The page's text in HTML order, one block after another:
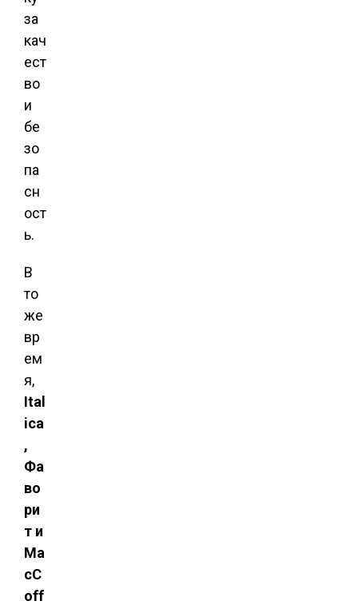
за
кач
ест
во
и
бе
зо
па
сн
ост
ь.
В
то
же
вр
ем
я,
Ital
ica
,
Фа
во
ри
т и
Ma
cC
off